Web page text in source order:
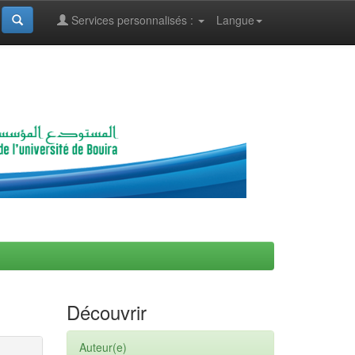
Langue
Services personnalisés :
Découvrir
Auteur(e)